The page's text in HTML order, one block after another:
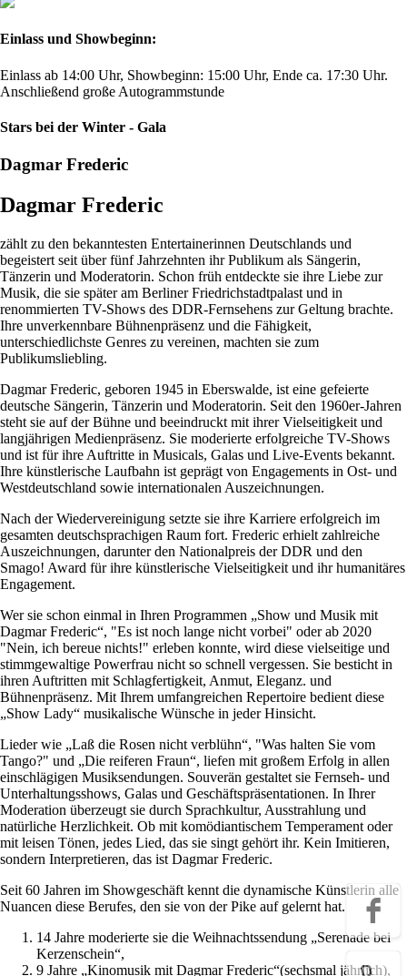
Einlass und Showbeginn:
Einlass ab 14:00 Uhr, Showbeginn: 15:00 Uhr, Ende ca. 17:30 Uhr.
Anschließend große Autogrammstunde
Stars bei der Winter - Gala
Dagmar Frederic
Dagmar Frederic
zählt zu den bekanntesten Entertainerinnen Deutschlands und
begeistert seit über fünf Jahrzehnten ihr Publikum als Sängerin,
Tänzerin und Moderatorin. Schon früh entdeckte sie ihre Liebe zur
Musik, die sie später am Berliner Friedrichstadtpalast und in
renommierten TV-Shows des DDR-Fernsehens zur Geltung brachte.
Ihre unverkennbare Bühnenpräsenz und die Fähigkeit,
unterschiedlichste Genres zu vereinen, machten sie zum
Publikumsliebling.
Dagmar Frederic, geboren 1945 in Eberswalde, ist eine gefeierte
deutsche Sängerin, Tänzerin und Moderatorin. Seit den 1960er-Jahren
steht sie auf der Bühne und beeindruckt mit ihrer Vielseitigkeit und
langjährigen Medienpräsenz. Sie moderierte erfolgreiche TV-Shows
und ist für ihre Auftritte in Musicals, Galas und Live-Events bekannt.
Ihre künstlerische Laufbahn ist geprägt von Engagements in Ost- und
Westdeutschland sowie internationalen Auszeichnungen.
Nach der Wiedervereinigung setzte sie ihre Karriere erfolgreich im
gesamten deutschsprachigen Raum fort. Frederic erhielt zahlreiche
Auszeichnungen, darunter den Nationalpreis der DDR und den
Smago! Award für ihre künstlerische Vielseitigkeit und ihr humanitäres
Engagement.
Wer sie schon einmal in Ihren Programmen „Show und Musik mit
Dagmar Frederic“, "Es ist noch lange nicht vorbei" oder ab 2020
"Nein, ich bereue nichts!" erleben konnte, wird diese vielseitige und
stimmgewaltige Powerfrau nicht so schnell vergessen. Sie besticht in
ihren Auftritten mit Schlagfertigkeit, Anmut, Eleganz. und
Bühnenpräsenz. Mit Ihrem umfangreichen Repertoire bedient diese
„Show Lady“ musikalische Wünsche in jeder Hinsicht.
Lieder wie „Laß die Rosen nicht verblühn“, "Was halten Sie vom
Tango?" und „Die reiferen Fraun“, liefen mit großem Erfolg in allen
einschlägigen Musiksendungen. Souverän gestaltet sie Fernseh- und
Unterhaltungsshows, Galas und Geschäftspräsentationen. In Ihrer
Moderation überzeugt sie durch Sprachkultur, Ausstrahlung und
natürliche Herzlichkeit. Ob mit komödiantischem Temperament oder
mit leisen Tönen, jedes Lied, das sie singt gehört ihr. Kein Imitieren,
sondern Interpretieren, das ist Dagmar Frederic.
Seit 60 Jahren im Showgeschäft kennt die dynamische Künstlerin alle
Nuancen diese Berufes, den sie von der Pike auf gelernt hat.
14 Jahre moderierte sie die Weihnachtssendung „Serenade bei
Kerzenschein“,
9 Jahre „Kinomusik mit Dagmar Frederic“(sechsmal jährlich),